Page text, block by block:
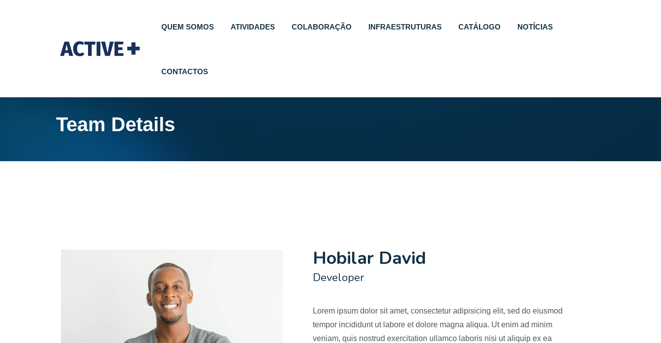
QUEM SOMOS ATIVIDADES COLABORAÇÃO INFRAESTRUTURAS CATÁLOGO NOTÍCIAS
CONTACTOS
Team Details
Hobilar David
Developer
Lorem ipsum dolor sit amet, consectetur adipisicing elit, sed do eiusmod
tempor incididunt ut labore et dolore magna aliqua. Ut enim ad minim
veniam, quis nostrud exercitation ullamco laboris nisi ut aliquip ex ea